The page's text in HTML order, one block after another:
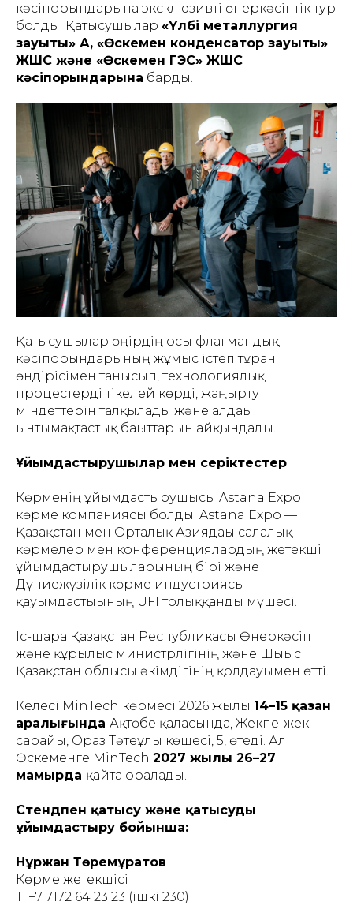
кәсіпорындарына эксклюзивті өнеркәсіптік тур
болды. Қатысушылар «Үлбі металлургия
зауыты» АҚ, «Өскемен конденсатор зауыты»
ЖШС және «Өскемен ГЭС» ЖШС
кәсіпорындарына барды.
Қатысушылар өңірдің осы флагмандық
кәсіпорындарының жұмыс істеп тұрған
өндірісімен танысып, технологиялық
процестерді тікелей көрді, жаңғырту
міндеттерін талқылады және алдағы
ынтымақтастық бағыттарын айқындады.
Ұйымдастырушылар мен серіктестер
Көрменің ұйымдастырушысы Astana Expo
көрме компаниясы болды. Astana Expo —
Қазақстан мен Орталық Азиядағы салалық
көрмелер мен конференциялардың жетекші
ұйымдастырушыларының бірі және
Дүниежүзілік көрме индустриясы
қауымдастығының UFI толыққанды мүшесі.
Іс-шара Қазақстан Республикасы Өнеркәсіп
және құрылыс министрлігінің және Шығыс
Қазақстан облысы әкімдігінің қолдауымен өтті.
Келесі MinTech көрмесі 2026 жылы 14–15 қазан
аралығында Ақтөбе қаласында, Жекпе-жек
сарайы, Ораз Тәтеұлы көшесі, 5, өтеді. Ал
Өскеменге MinTech 2027 жылы 26–27
мамырда қайта оралады.
Стендпен қатысу және қатысуды
ұйымдастыру бойынша:
Нұржан Төремұратов
Көрме жетекшісі
Т: +7 7172 64 23 23 (ішкі 230)